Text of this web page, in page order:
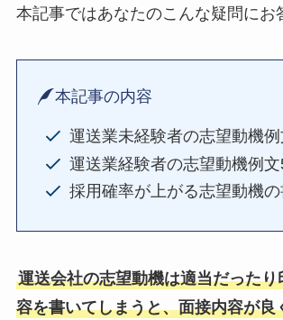
本記事ではあなたのこんな疑問にお
本記事の内容
運送業未経験者の志望動機例
運送業経験者の志望動機例文
採用確率が上がる志望動機
運送会社の志望動機は適当だったり
容を書いてしまうと、面接内容が良